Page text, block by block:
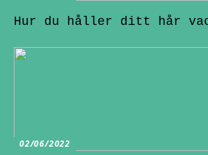
Hur du håller ditt hår
02/06/2022